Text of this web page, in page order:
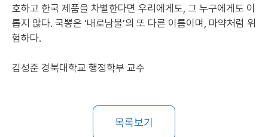
호하고 한국 제품을 차별한다면 우리에게도, 그 누구에게도 이
롭지 않다. 국뽕은 ‘내로남불’의 또 다른 이름이며, 마약처럼 위
험하다.
김성준 경북대학교 행정학부 교수
목록보기